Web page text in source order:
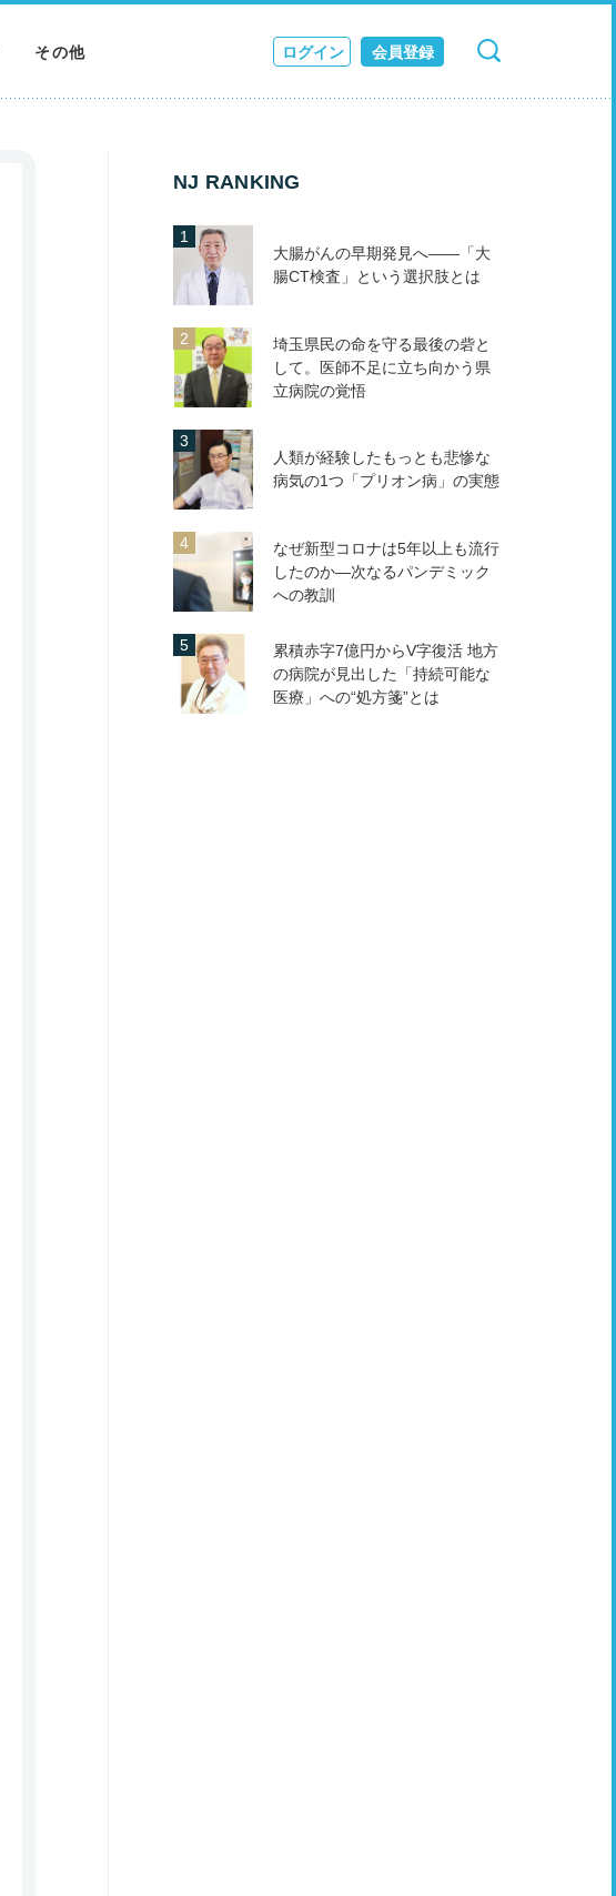
その他 ログイン 会員登録
検索 キャンセル
NJ RANKING
大腸がんの早期発見へ――「大
腸CT検査」という選択肢とは
埼玉県民の命を守る最後の砦と
して。医師不足に立ち向かう県
立病院の覚悟
人類が経験したもっとも悲惨な
病気の1つ「プリオン病」の実態
なぜ新型コロナは5年以上も流行
したのか―次なるパンデミック
への教訓
累積赤字7億円からV字復活 地方
の病院が見出した「持続可能な
医療」への“処方箋”とは